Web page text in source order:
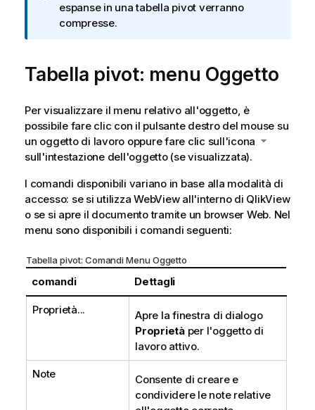
o
t
n
f
r
m
a
t
espanse in una tabella pivot verranno
compresse.
Tabella pivot: menu Oggetto
Per visualizzare il menu relativo all'oggetto, è
possibile fare clic con il pulsante destro del mouse su
un oggetto di lavoro oppure fare clic sull'icona
sull'intestazione dell'oggetto (se visualizzata).
I comandi disponibili variano in base alla modalità di
accesso: se si utilizza WebView all'interno di QlikView
o se si apre il documento tramite un browser Web. Nel
menu sono disponibili i comandi seguenti:
Tabella pivot: Comandi Menu Oggetto
comandi Dettagli
Proprietà...
Apre la finestra di dialogo
Proprietàper l'oggetto di
lavoro attivo.
Note
Consente di creare e
condividere le note relative